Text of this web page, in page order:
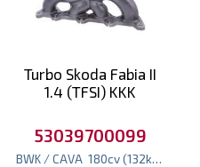
Turbo Skoda Fabia II
1.4 (TFSI) KKK
53039700099
BWK / CAVA 180cv(132kw